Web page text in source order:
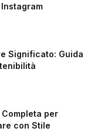
Significato: Guida
Completa per
con Stile